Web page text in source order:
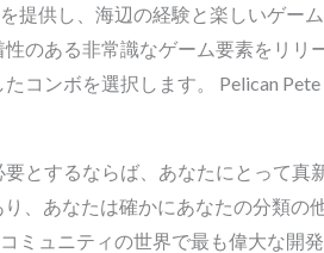
提供し、海辺の経験と楽しいゲー
のある非常識なゲーム要素をリ
コンボを選択します。 Pelican
とするならば、あなたにとって
、あなたは確かにあなたの分類
ミュニティの世界で最も偉大な開